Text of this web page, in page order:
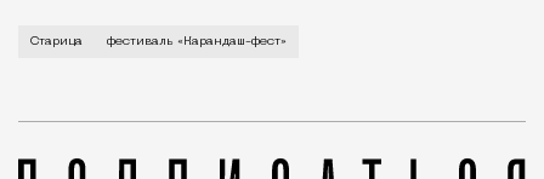
В минувший уикенд маленькая Старица в
Старица фестиваль «Карандаш-фест»